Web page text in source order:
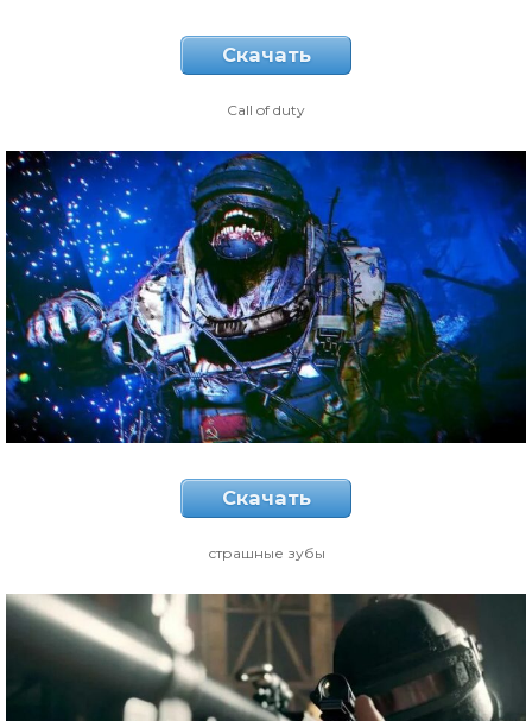
Скачать
Call of duty
Скачать
страшные зубы